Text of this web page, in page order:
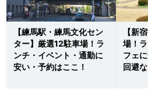
【練馬駅・練馬文化セン
ター】厳選12駐車場！ラ
ンチ・イベント・通勤に
安い・予約はここ！
【新
場！
フェ
回避